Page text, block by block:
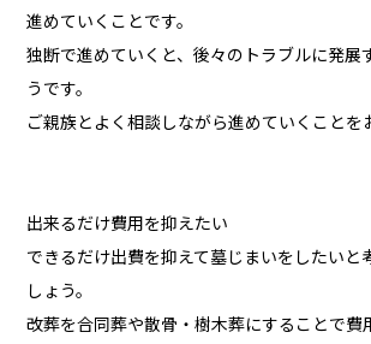
進めていくことです。
独断で進めていくと、後々のトラブルに発展
うです。
ご親族とよく相談しながら進めていくことを
出来るだけ費用を抑えたい
できるだけ出費を抑えて墓じまいをしたいと
しょう。
改葬を合同葬や散骨・樹木葬にすることで費